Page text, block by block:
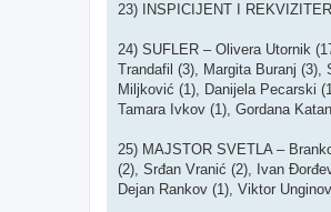
23) INSPICIJENT I
24) SUFLER – Olivera Utornik
Trandafil (3), Margita Buranj (3),
Miljković (1), Danijela Pecarski
Tamara Ivkov (1), Gordana
25) MAJSTOR SVETLA –
(2), Srđan Vranić (2), Ivan
Dejan Rankov (1), Viktor